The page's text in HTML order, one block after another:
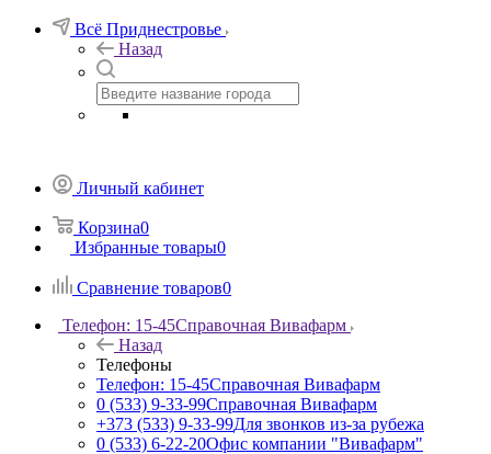
Всё Приднестровье
Назад
Личный кабинет
Корзина0
Избранные товары0
Сравнение товаров0
Телефон: 15-45Справочная Вивафарм
Назад
Телефоны
Телефон: 15-45Справочная Вивафарм
0 (533) 9-33-99Справочная Вивафарм
+373 (533) 9-33-99Для звонков из-за рубежа
0 (533) 6-22-20Офис компании "Вивафарм"